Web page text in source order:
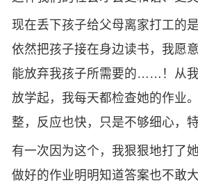
现在丢下孩子给父母离家打工的
依然把孩子接在身边读书，我愿
能放弃我孩子所需要的……！从
放学起，我每天都检查她的作业
整，反应也快，只是不够细心，特
有一次因为这个，我狠狠地打了
做好的作业明明知道答案也不敢